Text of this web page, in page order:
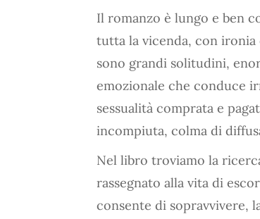
Il romanzo è lungo e ben
tutta la vicenda, con
sono grandi solitudini,
emozionale che conduce
sessualità comprata e
incompiuta, colma di
Nel libro troviamo la
rassegnato alla vita di
consente di sopravvivere,